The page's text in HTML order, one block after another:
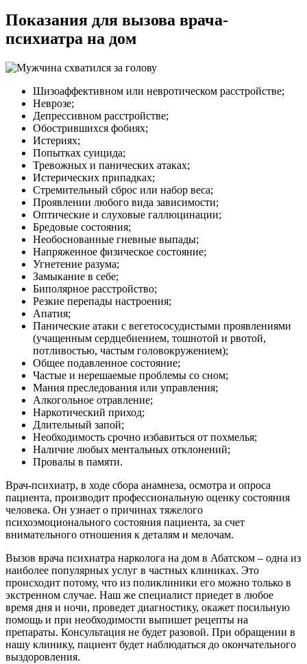
Показания для вызова врача-
психиатра на дом
Шизоаффективном или невротическом расстройстве;
Неврозе;
Депрессивном расстройстве;
Обострившихся фобиях;
Истериях;
Попытках суицида;
Тревожных и панических атаках;
Истерических припадках;
Стремительный сброс или набор веса;
Проявлении любого вида зависимости;
Оптические и слуховые галлюцинации;
Бредовые состояния;
Необоснованные гневные выпады;
Напряженное физическое состояние;
Угнетение разума;
Замыкание в себе;
Биполярное расстройство;
Резкие перепады настроения;
Апатия;
Панические атаки с вегетососудистыми проявлениями
(учащенным сердцебиением, тошнотой и рвотой,
потливостью, частым головокружением);
Общее подавленное состояние;
Частые и нерешаемые проблемы со сном;
Мания преследования или управления;
Алкогольное отравление;
Наркотический приход;
Длительный запой;
Необходимость срочно избавиться от похмелья;
Наличие любых ментальных отклонений;
Провалы в памяти.
Врач-психиатр, в ходе сбора анамнеза, осмотра и опроса
пациента, производит профессиональную оценку состояния
человека. Он узнает о причинах тяжелого
психоэмоционального состояния пациента, за счет
внимательного отношения к деталям и мелочам.
Вызов врача психиатра нарколога на дом в Абатском – одна из
наиболее популярных услуг в частных клиниках. Это
происходит потому, что из поликлиники его можно только в
экстренном случае. Наш же специалист приедет в любое
время дня и ночи, проведет диагностику, окажет посильную
помощь и при необходимости выпишет рецепты на
препараты. Консультация не будет разовой. При обращении в
нашу клинику, пациент будет наблюдаться до окончательного
выздоровления.